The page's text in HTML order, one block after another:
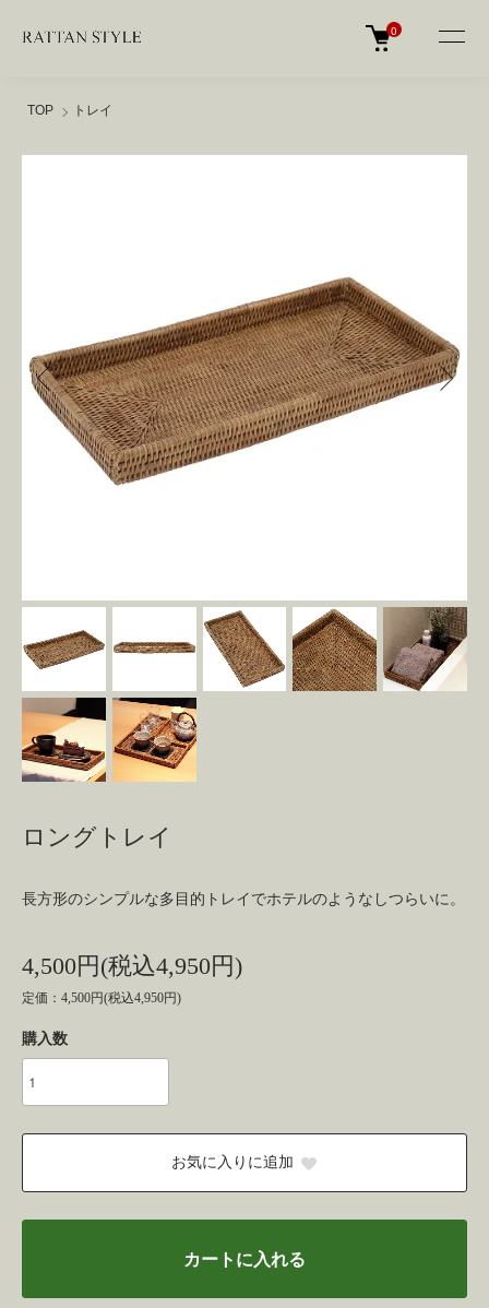
0
TOP トレイ
ロングトレイ
長方形のシンプルな多目的トレイでホテルのようなしつらいに。
4,500円(税込4,950円)
定価：4,500円(税込4,950円)
購入数
お気に入りに追加
カートに入れる